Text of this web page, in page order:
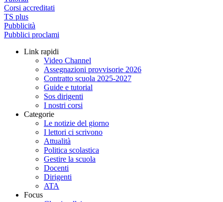
Corsi accreditati
TS plus
Pubblicità
Pubblici proclami
Link rapidi
Video Channel
Assegnazioni provvisorie 2026
Contratto scuola 2025-2027
Guide e tutorial
Sos dirigenti
I nostri corsi
Categorie
Le notizie del giorno
I lettori ci scrivono
Attualità
Politica scolastica
Gestire la scuola
Docenti
Dirigenti
ATA
Focus